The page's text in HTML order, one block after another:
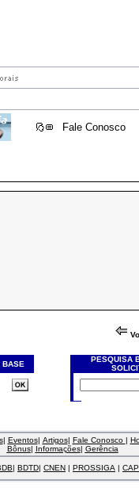
Fale Conosco
BASE
PESQUISA
| Eventos| Artigos| Fale Conosco |
Bônus| Informações| Gerência
| BDTD| CNEN | PROSSIGA |